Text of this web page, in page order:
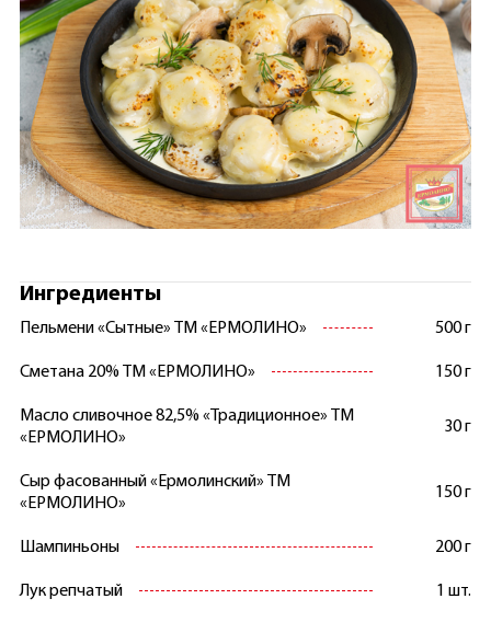
Ингредиенты
Пельмени «Сытные» ТМ «ЕРМОЛИНО» 500 г
Сметана 20% ТМ «ЕРМОЛИНО» 150 г
Масло сливочное 82,5% «Традиционное» ТМ
«ЕРМОЛИНО»
30 г
Сыр фасованный «Ермолинский» ТМ
«ЕРМОЛИНО»
150 г
Шампиньоны 200 г
Лук репчатый 1 шт.